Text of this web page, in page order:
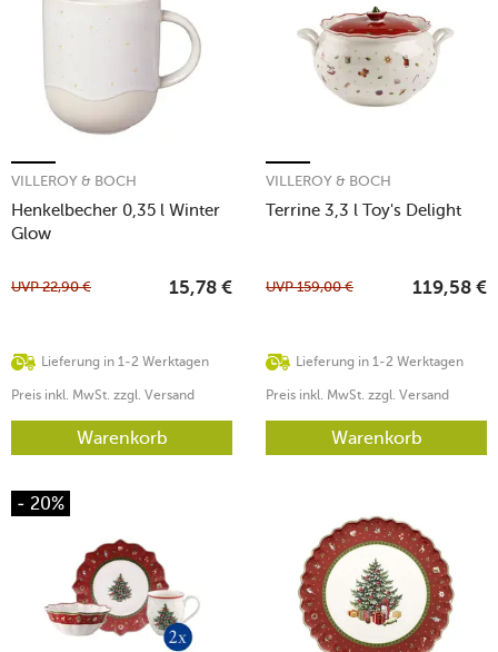
Henkelbecher 0,35 l Winter
Glow
VILLEROY & BOCH
Lieferung in 1-2 Werktagen
UVP22,90 € 15,78 €
Preis inkl. MwSt. zzgl. Versand
Warenkorb
Terrine 3,3 l Toy's Delight
VILLEROY & BOCH
Lieferung in 1-2 Werktagen
UVP159,00 € 119,58 €
Preis inkl. MwSt. zzgl. Versand
Warenkorb
- 20%